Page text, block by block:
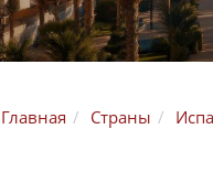
Главная Страны